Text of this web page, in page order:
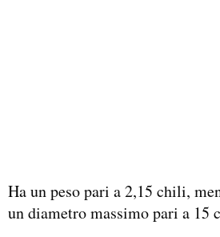
Ha un peso pari a 2,15 chili,
un diametro massimo pari a 15